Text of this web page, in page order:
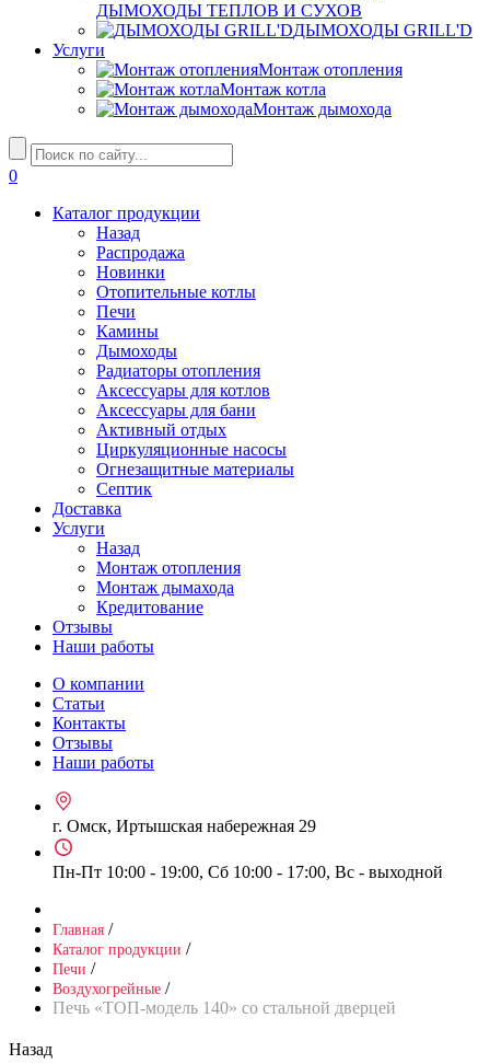
ДЫМОХОДЫ ТЕПЛОВ И СУХОВ
ДЫМОХОДЫ GRILL'D
Услуги
Монтаж отопления
Монтаж котла
Монтаж дымохода
0
Каталог продукции
Назад
Распродажа
Новинки
Отопительные котлы
Печи
Камины
Дымоходы
Радиаторы отопления
Аксессуары для котлов
Аксессуары для бани
Активный отдых
Циркуляционные насосы
Огнезащитные материалы
Септик
Доставка
Услуги
Назад
Монтаж отопления
Монтаж дымахода
Кредитование
Отзывы
Наши работы
О компании
Статьи
Контакты
Отзывы
Наши работы
г. Омск, Иртышская набережная 29
Пн-Пт 10:00 - 19:00, Сб 10:00 - 17:00, Вс - выходной
Главная /
Каталог продукции /
Печи /
Воздухогрейные /
Печь «ТОП-модель 140» со стальной дверцей
Назад